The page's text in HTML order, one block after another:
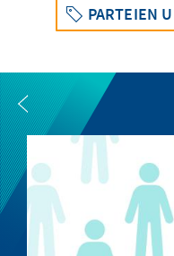
PARTEIEN